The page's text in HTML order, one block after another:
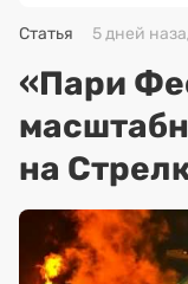
Статья 5 дней
«Пари
на